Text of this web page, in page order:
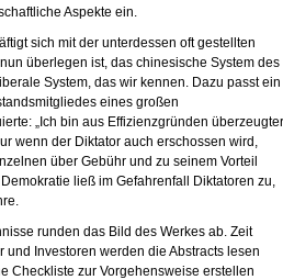
Aspekte ein.
sich mit der unterdessen oft gestellten
überlegen ist, das chinesische System des
System, das wir kennen. Dazu passt ein
eines großen
„Ich bin aus Effizienzgründen überzeugter
wenn der Diktator auch erschossen wird,
über Gebühr und zu seinem Vorteil
ließ im Gefahrenfall Diktatoren zu,
runden das Bild des Werkes ab. Zeit
Investoren werden die Abstracts lesen
Checkliste zur Vorgehensweise erstellen